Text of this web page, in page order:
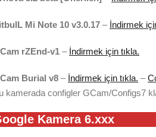
Mi Note 10 v3.0.17 – İndirmek
rZEnd-v1 – İndirmek için tıkla.
Burial v8 – İndirmek için tıkla. –
kamerada configler GCam/Configs7
Kamera 6.xxx